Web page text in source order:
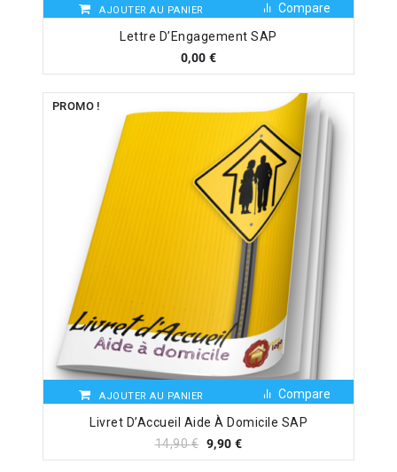
AJOUTER AU PANIER
Compare
Lettre D’Engagement SAP
0,00 €
AJOUTER AU PANIER Compare
PROMO !
Livret D’Accueil Aide À Domicile SAP
14,90€ 9,90 €